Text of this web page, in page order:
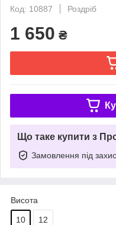
Код: 10887
Роздріб
1 650 ₴
Що таке купити з
Замовлення під
Висота
10 12